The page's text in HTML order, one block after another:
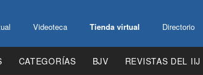
Videoteca Tienda virtual Directorio
CATEGORÍAS BJV REVISTAS DEL IIJ